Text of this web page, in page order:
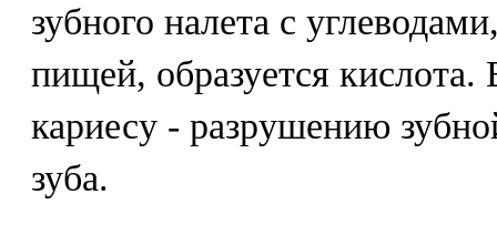
зубного налета с
пищей, образуется
кариесу - разрушению
зуба.